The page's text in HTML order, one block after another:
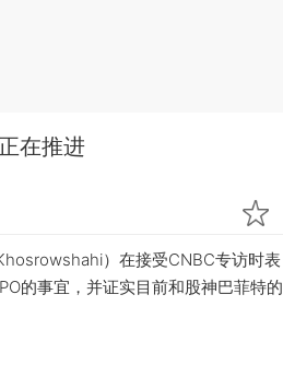
在推进
）在接受CNBC专访时表
的事宜，并证实目前和股神巴菲特的